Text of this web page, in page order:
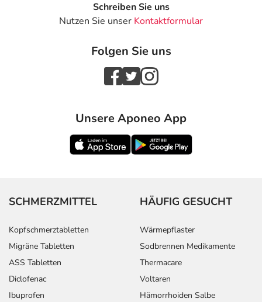
Schreiben Sie uns
Nutzen Sie unser Kontaktformular
Folgen Sie uns
Unsere Aponeo App
SCHMERZMITTEL
Kopfschmerztabletten
Migräne Tabletten
ASS Tabletten
Diclofenac
Ibuprofen
HÄUFIG GESUCHT
Wärmepflaster
Sodbrennen Medikamente
Thermacare
Voltaren
Hämorrhoiden Salbe